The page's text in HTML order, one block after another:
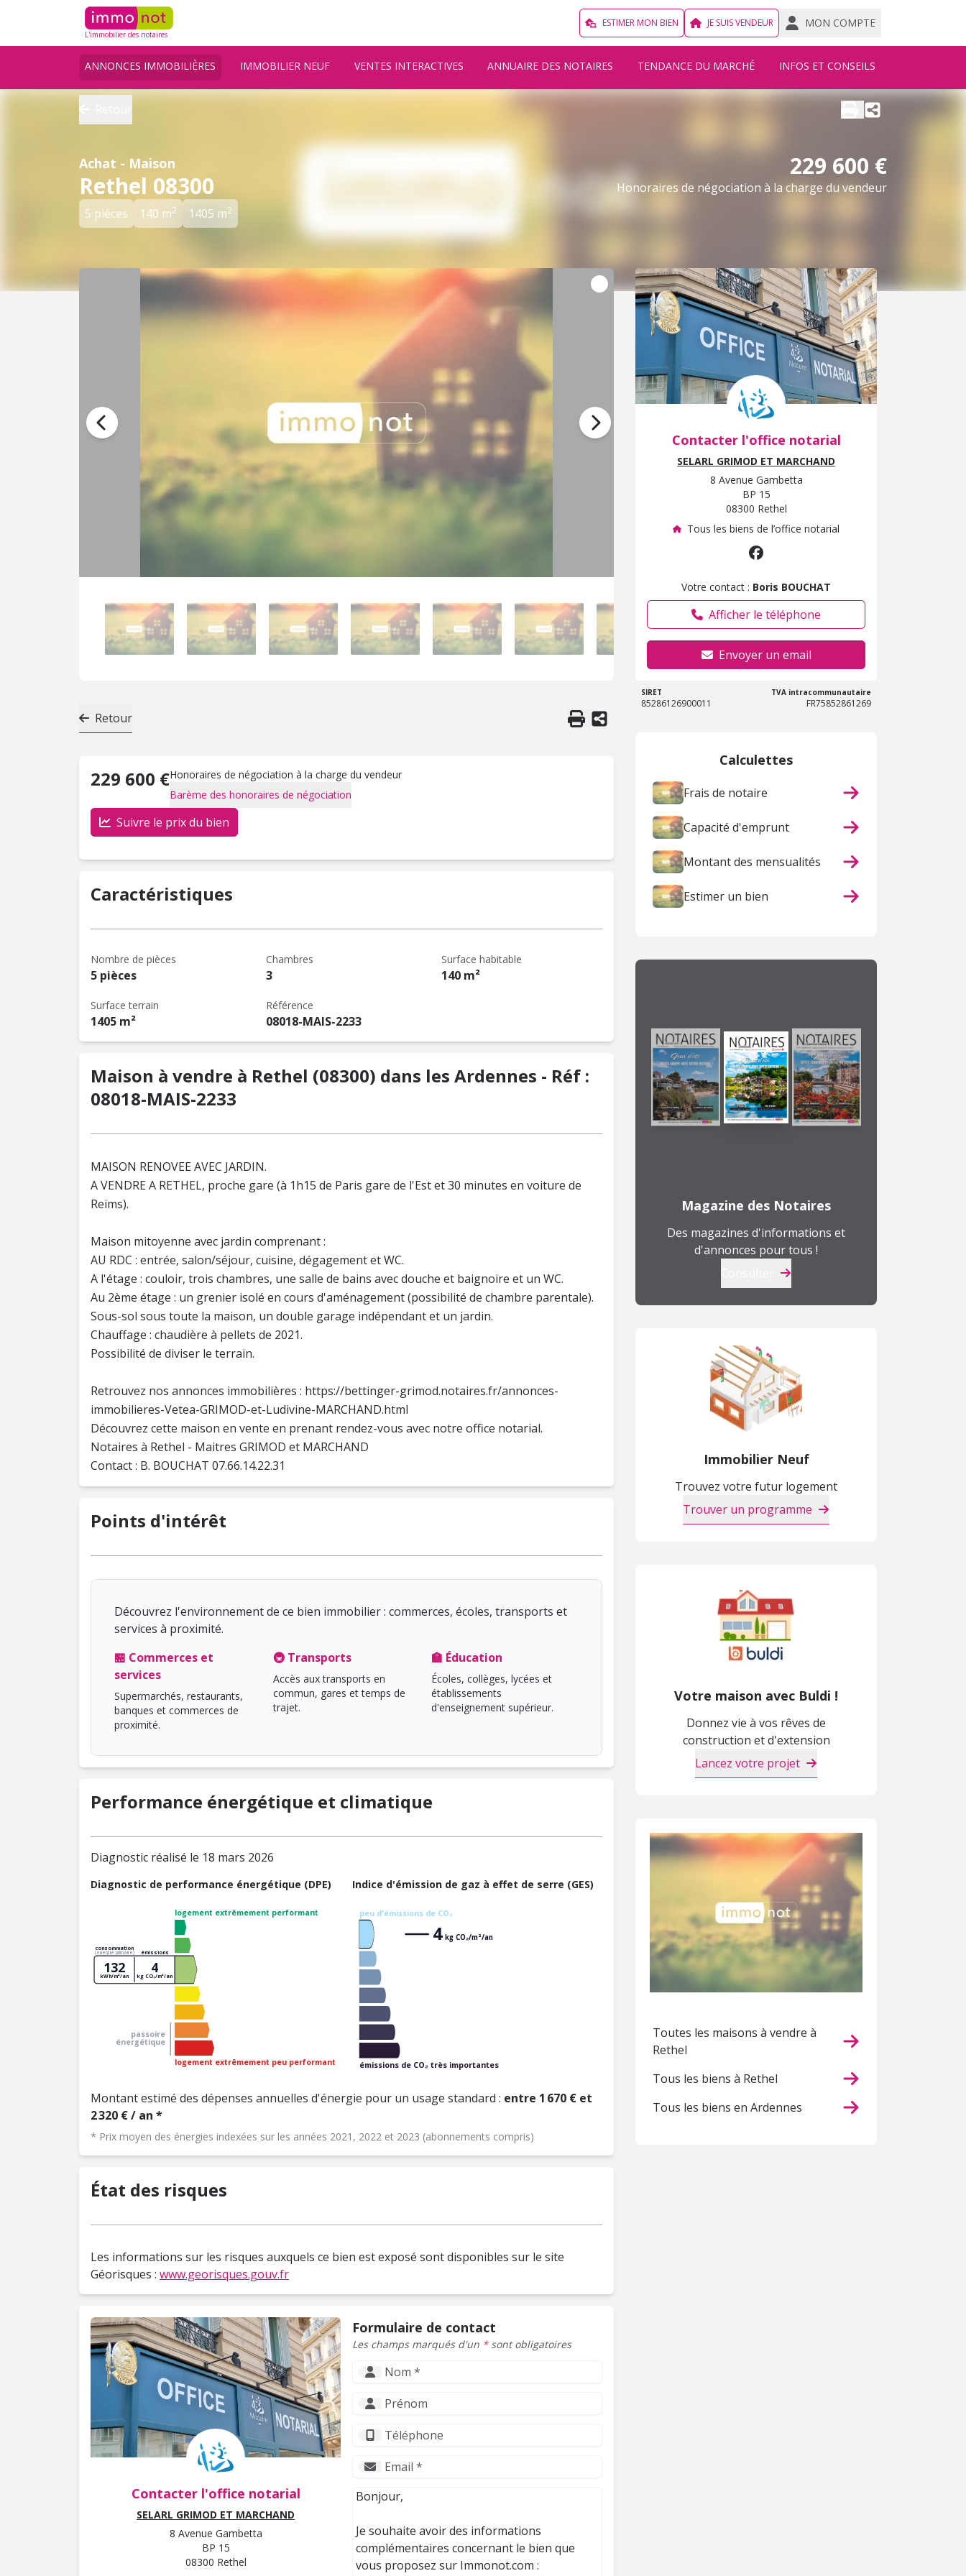
L'immobilier des notaires
ESTIMER MON BIEN JE SUIS VENDEUR MON COMPTE
ANNONCES IMMOBILIÈRES IMMOBILIER NEUF VENTES INTERACTIVES ANNUAIRE DES NOTAIRES TENDANCE DU MARCHÉ INFOS ET CONSEILS
Achat - Maison
Rethel 08300
5 pièces 140 m2 1405 m2
229 600 €
Honoraires de négociation à la charge du vendeur
Retour
229 600 €Honoraires de négociation à la charge du vendeur
Barème des honoraires de négociation
Suivre le prix du bien
Caractéristiques
Nombre de pièces
5 pièces
Chambres
3
Surface habitable
140 m²
Surface terrain
1405 m²
Référence
08018-MAIS-2233
Maison à vendre à Rethel (08300) dans les Ardennes - Réf :
08018-MAIS-2233
MAISON RENOVEE AVEC JARDIN.
A VENDRE A RETHEL, proche gare (à 1h15 de Paris gare de l'Est et 30 minutes en voiture de
Reims).
Maison mitoyenne avec jardin comprenant :
AU RDC : entrée, salon/séjour, cuisine, dégagement et WC.
A l'étage : couloir, trois chambres, une salle de bains avec douche et baignoire et un WC.
Au 2ème étage : un grenier isolé en cours d'aménagement (possibilité de chambre parentale).
Sous-sol sous toute la maison, un double garage indépendant et un jardin.
Chauffage : chaudière à pellets de 2021.
Possibilité de diviser le terrain.
Retrouvez nos annonces immobilières : https://bettinger-grimod.notaires.fr/annonces-
immobilieres-Vetea-GRIMOD-et-Ludivine-MARCHAND.html
Découvrez cette maison en vente en prenant rendez-vous avec notre office notarial.
Notaires à Rethel - Maitres GRIMOD et MARCHAND
Contact : B. BOUCHAT 07.66.14.22.31
Points d'intérêt
Découvrez l'environnement de ce bien immobilier : commerces, écoles, transports et
services à proximité.
🏪 Commerces et
services
Supermarchés, restaurants,
banques et commerces de
proximité.
🚇 Transports
Accès aux transports en
commun, gares et temps de
trajet.
🏫 Éducation
Écoles, collèges, lycées et
établissements
d'enseignement supérieur.
Performance énergétique et climatique
Diagnostic réalisé le 18 mars 2026
Diagnostic de performance énergétique (DPE)
logement extrêmement performant
logement extrêmement peu performant
passoire
énergétique
consommation
(énergie primaire) émissions
132
kWh/m²/an
4
kg CO₂/m²/an
Indice d'émission de gaz à effet de serre (GES)
peu d'émissions de CO₂
émissions de CO₂ très importantes
4 kg CO₂/m²/an
Montant estimé des dépenses annuelles d'énergie pour un usage standard : entre 1 670 € et
2 320 € / an *
* Prix moyen des énergies indexées sur les années 2021, 2022 et 2023 (abonnements compris)
État des risques
Les informations sur les risques auxquels ce bien est exposé sont disponibles sur le site
Géorisques : www.georisques.gouv.fr
Contacter l'office notarial
SELARL GRIMOD ET MARCHAND
8 Avenue Gambetta
BP 15
08300 Rethel
Formulaire de contact
Les champs marqués d'un *sont obligatoires
Contacter l'office notarial
SELARL GRIMOD ET MARCHAND
8 Avenue Gambetta
BP 15
08300 Rethel
Tous les biens de l’office notarial
Votre contact : Boris BOUCHAT
Afficher le téléphone
Envoyer un email
SIRET
85286126900011
TVA intracommunautaire
FR75852861269
Calculettes
Frais de notaire
Capacité d'emprunt
Montant des mensualités
Estimer un bien
Magazine des Notaires
Des magazines d'informations et
d'annonces pour tous !
Immobilier Neuf
Trouvez votre futur logement
Trouver un programme
Votre maison avec Buldi !
Donnez vie à vos rêves de
construction et d'extension
Lancez votre projet
Toutes les maisons à vendre à
Rethel
Tous les biens à Rethel
Tous les biens en Ardennes